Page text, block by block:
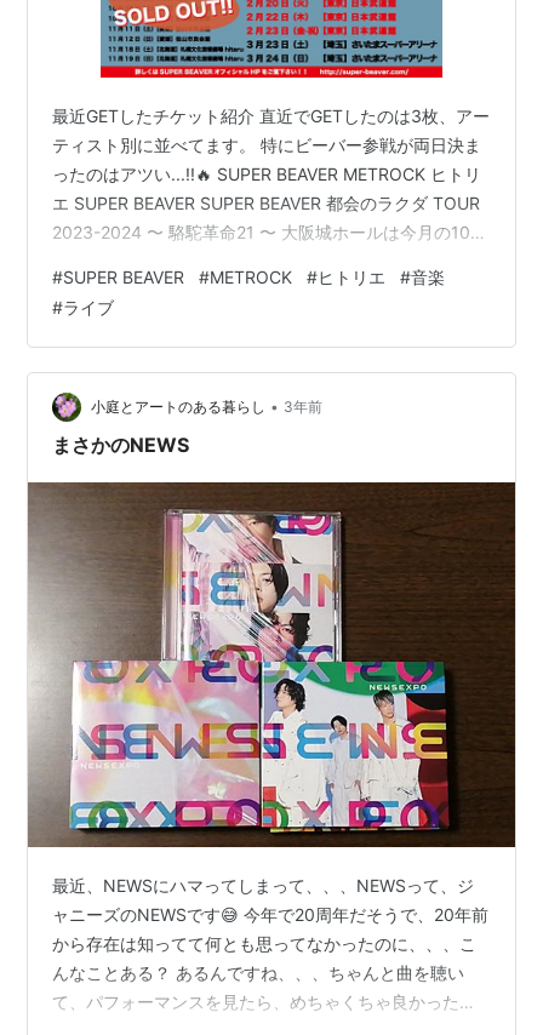
最近GETしたチケット紹介 直近でGETしたのは3枚、アー
ティスト別に並べてます。 特にビーバー参戦が両日決ま
ったのはアツい...!!🔥 SUPER BEAVER METROCK ヒトリ
エ SUPER BEAVER SUPER BEAVER 都会のラクダ TOUR
2023-2024 〜 駱駝革命21 〜 大阪城ホールは今月の10
入れた！！🔥 神様ありがとうございます。やっぱ悪い事
もあればいい事もあるんだね...感動。 コロナ前を最後に
ワンマンライブ行ってなくてどうしても今回行きたかっ
たからすごく楽しみ！(ビーバー自体はレディクレで見た)
(…
#SUPER BEAVER #METROCK #ヒトリエ #音楽
#ライブ
小庭とアートのある暮らし • 3年前
まさかのNEWS
最近、NEWSにハマってしまって、、、NEWSって、ジ
ャニーズのNEWSです😅 今年で20周年だそうで、20年前
から存在は知ってて何とも思ってなかったのに、、、こ
んなことある？ あるんですね、、、ちゃんと曲を聴い
て、パフォーマンスを見たら、めちゃくちゃ良かったん